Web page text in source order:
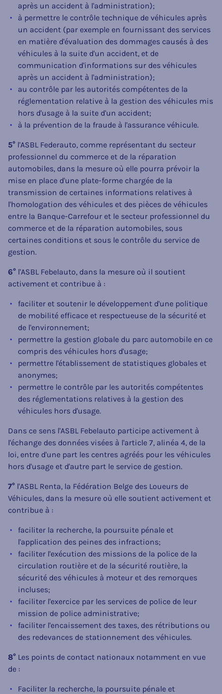
après un accident à l'administration);
à permettre le contrôle technique de véhicules après
un accident (par exemple en fournissant des services
en matière d'évaluation des dommages causés à des
véhicules à la suite d'un accident, et de
communication d'informations sur des véhicules
après un accident à l'administration);
au contrôle par les autorités compétentes de la
réglementation relative à la gestion des véhicules mis
hors d'usage à la suite d'un accident;
à la prévention de la fraude à l'assurance véhicule.
5° l'ASBL Federauto, comme représentant du secteur
professionnel du commerce et de la réparation
automobiles, dans la mesure où elle pourra prévoir la
mise en place d'une plate-forme chargée de la
transmission de certaines informations relatives à
l'homologation des véhicules et des pièces de véhicules
entre la Banque-Carrefour et le secteur professionnel du
commerce et de la réparation automobiles, sous
certaines conditions et sous le contrôle du service de
gestion.
6° l'ASBL Febelauto, dans la mesure où il soutient
activement et contribue à :
faciliter et soutenir le développement d'une politique
de mobilité efficace et respectueuse de la sécurité et
de l'environnement;
permettre la gestion globale du parc automobile en ce
compris des véhicules hors d'usage;
permettre l'établissement de statistiques globales et
anonymes;
permettre le contrôle par les autorités compétentes
des réglementations relatives à la gestion des
véhicules hors d'usage.
Dans ce sens l'ASBL Febelauto participe activement à
l'échange des données visées à l'article 7, alinéa 4, de la
loi, entre d'une part les centres agréés pour les véhicules
hors d'usage et d'autre part le service de gestion.
7° l'ASBL Renta, la Fédération Belge des Loueurs de
Véhicules, dans la mesure où elle soutient activement et
contribue à :
faciliter la recherche, la poursuite pénale et
l'application des peines des infractions;
faciliter l'exécution des missions de la police de la
circulation routière et de la sécurité routière, la
sécurité des véhicules à moteur et des remorques
incluses;
faciliter l'exercice par les services de police de leur
mission de police administrative;
faciliter l'encaissement des taxes, des rétributions ou
des redevances de stationnement des véhicules.
8° Les points de contact nationaux notamment en vue
de :
Faciliter la recherche, la poursuite pénale et